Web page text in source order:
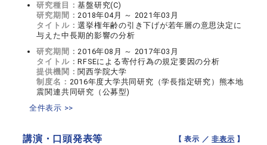
研究種目：基盤研究(C)
研究期間：2018年04月 ～ 2021年03月
タイトル：選挙権年齢の引き下げが若年層の意思決定に
与えた中長期的影響の分析
研究期間：2016年08月 ～ 2017年03月
タイトル：RFSEによる寄付行為の規定要因の分析
提供機関： 関西学院大学
制度名： 2016年度大学共同研究（学長指定研究）熊本地
震関連共同研究（公募型)
全件表示 >>
講演・口頭発表等 【 表示 ／非表示 】